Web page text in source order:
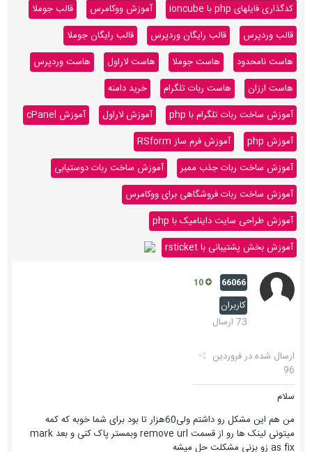
کدگذاری فایلهای php با ioncube آموزش ووکامرس
قالب جوملا
قالب وردپرس
قالب رایگان وردپرس
قالب رایگان جوملا
هاست نامحدود
هاست جوملا هاست لاراول
هاست وردپرس
هاست ارزان
هاست ربات تلگرام
خرید دامنه
آموزش ساخت ربات تلگرام با php
آموزش لاراول
آموزش cPanel
آموزش php
آموزش فرم ساز RSform
آموزش ساخت ربات جذب ممبر
آموزش ساخت ربات دوستیابی
آموزش ساخت ربات فروشگاهی برای ووکامرس
آموزش طراحی سایت داینامیک با php
آموزش بخش پشتیبانی با rsticket
66066
کاربران
73 ارسال
ارسال شده درفروردین
96
سلام
من هم این مشکل رو داشتم ولی60هزار تا بود برای شما خوبه که کمه
میتونی لینک ها رو از قسمت remove url وبمستر پاک کنی و بعد mark
as fix زو بزنی مشکلت حل میشه